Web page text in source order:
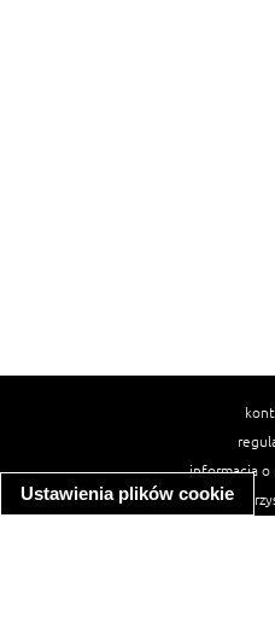
Ustawienia plików cookie
informacja o
informacja o